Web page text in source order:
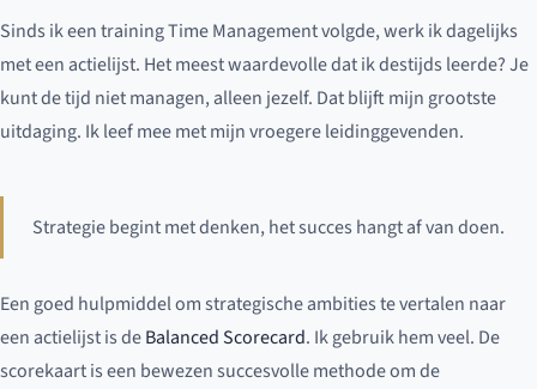
Sinds ik een training Time Management volgde, werk ik dagelijks
met een actielijst. Het meest waardevolle dat ik destijds leerde? Je
kunt de tijd niet managen, alleen jezelf. Dat blijft mijn grootste
uitdaging. Ik leef mee met mijn vroegere leidinggevenden.
Strategie begint met denken, het succes hangt af van doen.
Een goed hulpmiddel om strategische ambities te vertalen naar
een actielijst is deBalanced Scorecard. Ik gebruik hem veel. De
scorekaart is een bewezen succesvolle methode om de